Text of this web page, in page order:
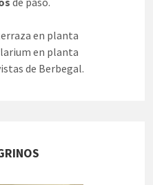
en planta
en planta
de Berbegal.